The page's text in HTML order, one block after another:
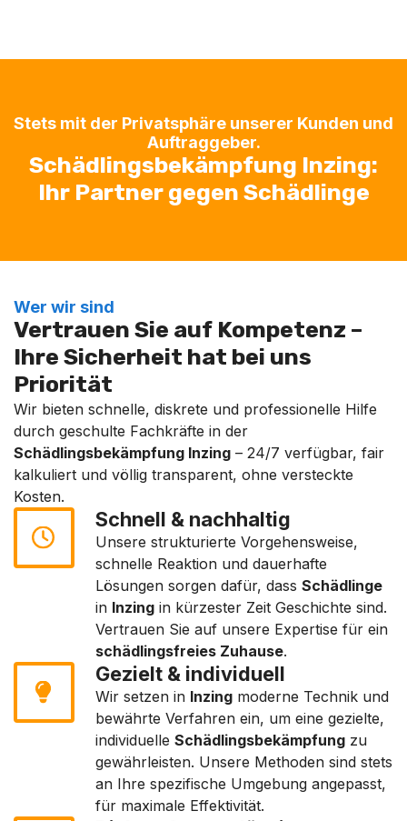
Stets mit der Privatsphäre unserer Kunden und
Auftraggeber.
Schädlingsbekämpfung Inzing:
Ihr Partner gegen Schädlinge
Wer wir sind
Vertrauen Sie auf Kompetenz –
Ihre Sicherheit hat bei uns
Priorität
Wir bieten schnelle, diskrete und professionelle Hilfe
durch geschulte Fachkräfte in der
Schädlingsbekämpfung Inzing – 24/7 verfügbar, fair
kalkuliert und völlig transparent, ohne versteckte
Kosten.
Schnell & nachhaltig
Unsere strukturierte Vorgehensweise,
schnelle Reaktion und dauerhafte
Lösungen sorgen dafür, dass Schädlinge
in Inzing in kürzester Zeit Geschichte sind.
Vertrauen Sie auf unsere Expertise für ein
schädlingsfreies Zuhause.
Gezielt & individuell
Wir setzen in Inzing moderne Technik und
bewährte Verfahren ein, um eine gezielte,
individuelle Schädlingsbekämpfung zu
gewährleisten. Unsere Methoden sind stets
an Ihre spezifische Umgebung angepasst,
für maximale Effektivität.